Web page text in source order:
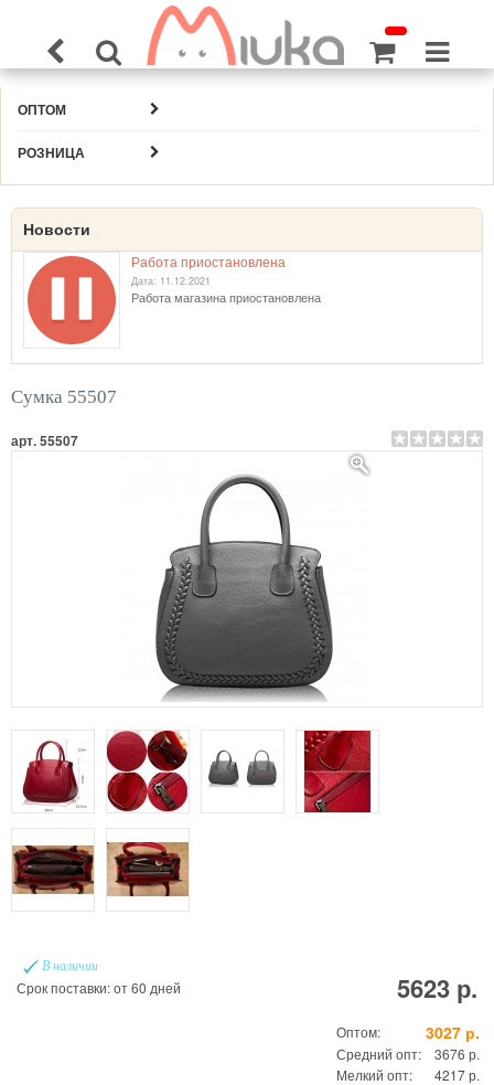
ОПТОМ
РОЗНИЦА
Новости
Работа приостановлена
Дата: 11.12.2021
Работа магазина приостановлена
Сумка 55507
арт. 55507
В наличии
Срок поставки: от 60 дней 5623 р.
Оптом: 3027 р.
Средний опт:
3676 р.
Мелкий опт:
4217 р.